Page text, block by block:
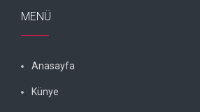
MENÜ
Anasayfa
Künye